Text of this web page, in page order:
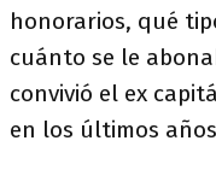
honorarios, qué
cuánto se le
convivió el ex
en los últimos